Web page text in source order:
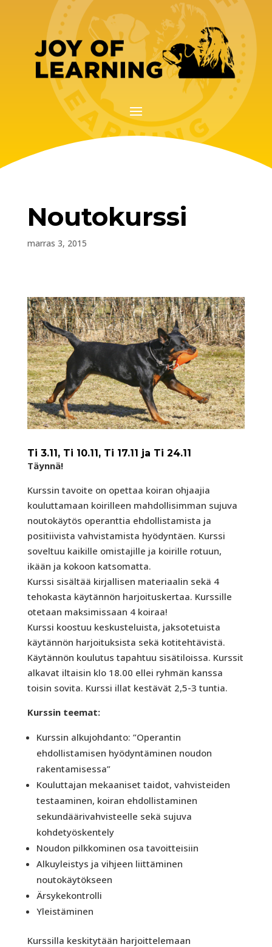
Noutokurssi
marras 3, 2015
Ti 3.11, Ti 10.11, Ti 17.11 ja Ti 24.11
Täynnä!
Kurssin tavoite on opettaa koiran ohjaajia
kouluttamaan koirilleen mahdollisimman sujuva
noutokäytös operanttia ehdollistamista ja
positiivista vahvistamista hyödyntäen. Kurssi
soveltuu kaikille omistajille ja koirille rotuun,
ikään ja kokoon katsomatta.
Kurssi sisältää kirjallisen materiaalin sekä 4
tehokasta käytännön harjoituskertaa. Kurssille
otetaan maksimissaan 4 koiraa!
Kurssi koostuu keskusteluista, jaksotetuista
käytännön harjoituksista sekä kotitehtävistä.
Käytännön koulutus tapahtuu sisätiloissa. Kurssit
alkavat iltaisin klo 18.00 ellei ryhmän kanssa
toisin sovita. Kurssi illat kestävät 2,5-3 tuntia.
Kurssin teemat:
Kurssin alkujohdanto: ”Operantin
ehdollistamisen hyödyntäminen noudon
rakentamisessa”
Kouluttajan mekaaniset taidot, vahvisteiden
testaaminen, koiran ehdollistaminen
sekundäärivahvisteelle sekä sujuva
kohdetyöskentely
Noudon pilkkominen osa tavoitteisiin
Alkuyleistys ja vihjeen liittäminen
noutokäytökseen
Ärsykekontrolli
Yleistäminen
Kurssilla keskitytään harjoittelemaan